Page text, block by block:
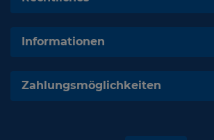
Informationen
Zahlungsmöglichkeiten